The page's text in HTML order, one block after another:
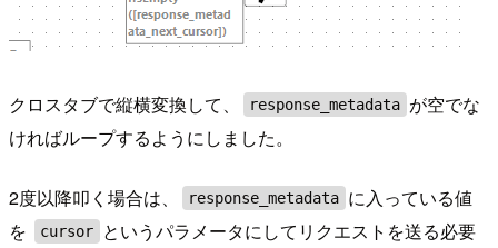
クロスタブで縦横変換して、 response_metadata が空でな
ければループするようにしました。
2度以降叩く場合は、 response_metadata に入っている値
を
cursor
というパラメータにしてリクエストを送る必要